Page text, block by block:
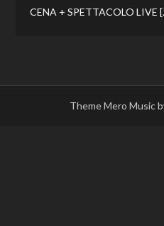
CENA + SPETTACOLO LIVE
Theme Mero Music